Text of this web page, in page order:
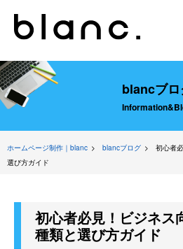
blancブロ
ホームページ制作｜blanc blancブログ
初心者
選び方ガイド
初心者必見！ビジネス
種類と選び方ガイド